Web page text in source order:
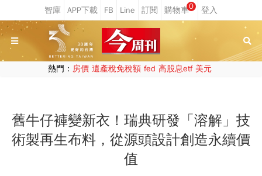
0
熱門： 房價 遺產稅免稅額 fed 高股息etf 美元
舊牛仔褲變新衣！瑞典研發「溶解」技
術製再生布料，從源頭設計創造永續價
值